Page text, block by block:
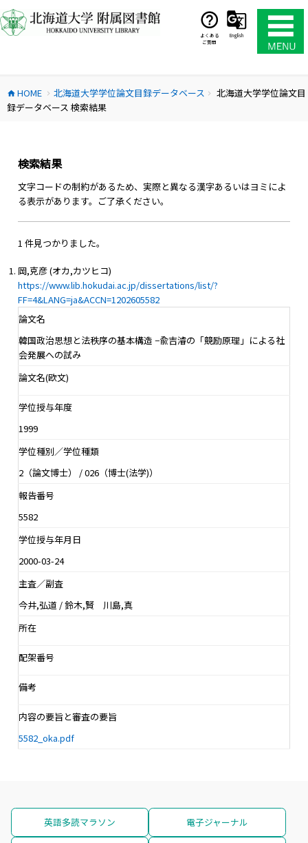
ン
テ
ス
キ
よくある
ご質問
English
home HOME chevron_right 北海道大学学位論文目録データベース chevron_right
北海道大学学位論文目
録データベース 検索結果
検索結果
文字コードの制約があるため、実際と異なる漢字あるいはヨミによ
る表示があります。ご了承ください。
1 件見つかりました。
岡,克彦 (オカ,カツヒコ)
https://www.lib.hokudai.ac.jp/dissertations/list/?
FF=4&LANG=ja&ACCN=1202605582
論文名
韓国政治思想と法秩序の基本構造 −兪吉濬の「競励原理」による社
会発展への試み
論文名(欧文)
学位授与年度
1999
学位種別／学位種類
2（論文博士） / 026（博士(法学)）
報告番号
5582
学位授与年月日
2000-03-24
主査／副査
今井,弘道 / 鈴木,賢 川島,真
所在
配架番号
備考
内容の要旨と審査の要旨
5582_oka.pdf
英語多読マラソン 電子ジャーナル